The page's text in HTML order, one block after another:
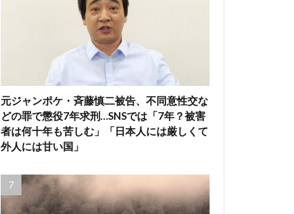
元ジャンポケ・斉藤慎二被告、不同意性交な
どの罪で懲役7年求刑…SNSでは「7年？被害
者は何十年も苦しむ」「日本人には厳しくて
外人には甘い国」